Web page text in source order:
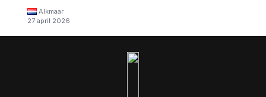
Alkmaar
27 april 2026